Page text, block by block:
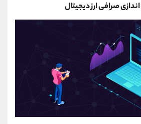
صرافی ارز دیجیتال